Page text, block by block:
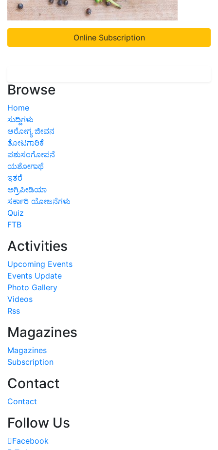
Online Subscription
Browse
Home
ಸುದ್ದಿಗಳು
ಆರೋಗ್ಯ ಜೀವನ
ತೋಟಗಾರಿಕೆ
ಪಶುಸಂಗೋಪನೆ
ಯಶೋಗಾಥೆ
ಇತರೆ
ಅಗ್ರಿಪೀಡಿಯಾ
ಸರ್ಕಾರಿ ಯೋಜನೆಗಳು
Quiz
FTB
Activities
Upcoming Events
Events Update
Photo Gallery
Videos
Rss
Magazines
Magazines
Subscription
Contact
Contact
Follow Us
Facebook